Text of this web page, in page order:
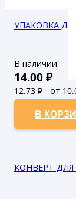
УПАКОВКА
В наличии
14.00₽
12.73 ₽ - от
11.57₽ - от
В
КОНВЕРТ ДЛЯ